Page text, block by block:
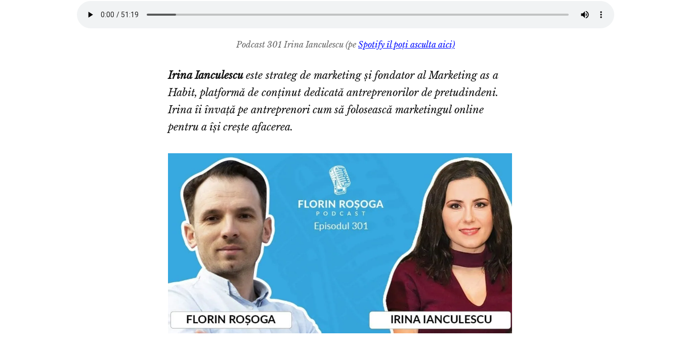
Podcast 301 Irina Ianculescu (pe Spotify îl poți asculta aici)
Irina Ianculescu este strateg de marketing și fondator alMarketing as a
Habit, platformă de conținut dedicată antreprenorilor de pretudindeni.
Irina îi învață pe antreprenori cum să folosească marketingul online
pentru a își crește afacerea.